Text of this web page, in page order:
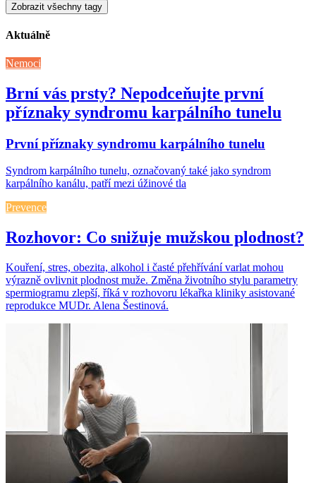
Zobrazit všechny tagy
Aktuálně
Nemoci
Brní vás prsty? Nepodceňujte první
příznaky syndromu karpálního tunelu
První příznaky syndromu karpálního tunelu
Syndrom karpálního tunelu, označovaný také jako syndrom
karpálního kanálu, patří mezi úžinové tla
Prevence
Rozhovor: Co snižuje mužskou plodnost?
Kouření, stres, obezita, alkohol i časté přehřívání varlat mohou
výrazně ovlivnit plodnost muže. Změna životního stylu parametry
spermiogramu zlepší, říká v rozhovoru lékařka kliniky asistované
reprodukce MUDr. Alena Šestinová.